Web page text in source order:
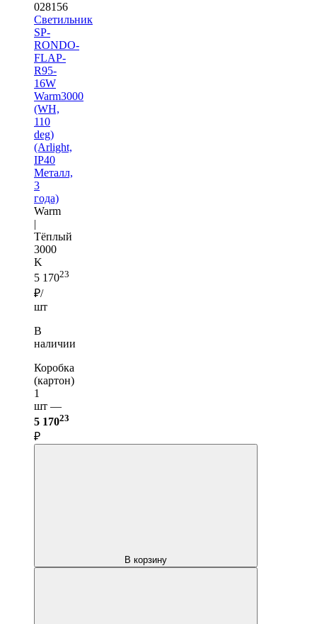
028156
Светильник
SP-
RONDO-
FLAP-
R95-
16W
Warm3000
(WH,
110
deg)
(Arlight,
IP40
Металл,
3
года)
Warm
|
Тёплый
3000
K
5 17023
₽/
шт
В
наличии
Коробка
(картон)
1
шт —
5 17023
₽
В корзину